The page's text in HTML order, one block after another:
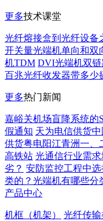
更多技术课堂
光纤熔接盒到光纤设备
开关量光端机单向和双
机TDM DVI光端机双链
百兆光纤收发器带多少
更多热门新闻
嘉峪关机场盲降系统的
假通知 天为电信供货
供货粤电阳江青洲一、
高铁站 光通信行业需
劣？ 安防监控工程中
类的？光端机有哪些分
产品中心
机框（机架） 光纤传输